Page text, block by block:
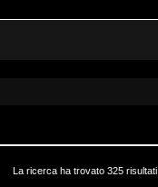
La ricerca ha trovato 325 risultati